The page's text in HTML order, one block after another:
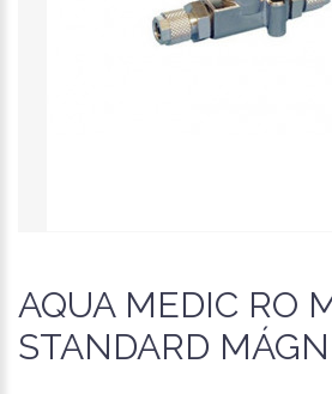
AQUA MEDIC RO
STANDARD